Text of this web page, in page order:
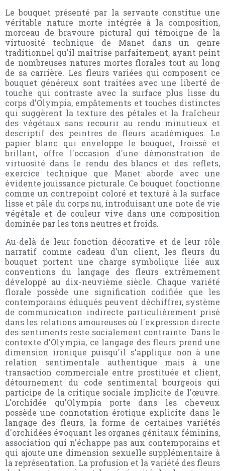
Le bouquet présenté par la servante constitue une
véritable nature morte intégrée à la composition,
morceau de bravoure pictural qui témoigne de la
virtuosité technique de Manet dans un genre
traditionnel qu'il maîtrise parfaitement, ayant peint
de nombreuses natures mortes florales tout au long
de sa carrière. Les fleurs variées qui composent ce
bouquet généreux sont traitées avec une liberté de
touche qui contraste avec la surface plus lisse du
corps d'Olympia, empâtements et touches distinctes
qui suggèrent la texture des pétales et la fraîcheur
des végétaux sans recourir au rendu minutieux et
descriptif des peintres de fleurs académiques. Le
papier blanc qui enveloppe le bouquet, froissé et
brillant, offre l'occasion d'une démonstration de
virtuosité dans le rendu des blancs et des reflets,
exercice technique que Manet aborde avec une
évidente jouissance picturale. Ce bouquet fonctionne
comme un contrepoint coloré et texturé à la surface
lisse et pâle du corps nu, introduisant une note de vie
végétale et de couleur vive dans une composition
dominée par les tons neutres et froids.
Au-delà de leur fonction décorative et de leur rôle
narratif comme cadeau d'un client, les fleurs du
bouquet portent une charge symbolique liée aux
conventions du langage des fleurs extrêmement
développé au dix-neuvième siècle. Chaque variété
florale possède une signification codifiée que les
contemporains éduqués peuvent déchiffrer, système
de communication indirecte particulièrement prisé
dans les relations amoureuses où l'expression directe
des sentiments reste socialement contrainte. Dans le
contexte d'Olympia, ce langage des fleurs prend une
dimension ironique puisqu'il s'applique non à une
relation sentimentale authentique mais à une
transaction commerciale entre prostituée et client,
détournement du code sentimental bourgeois qui
participe de la critique sociale implicite de l'œuvre.
L'orchidée qu'Olympia porte dans les cheveux
possède une connotation érotique explicite dans le
langage des fleurs, la forme de certaines variétés
d'orchidées évoquant les organes génitaux féminins,
association qui n'échappe pas aux contemporains et
qui ajoute une dimension sexuelle supplémentaire à
la représentation. La profusion et la variété des fleurs